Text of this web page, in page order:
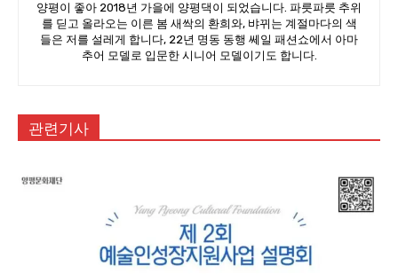
양평이 좋아 2018년 가을에 양평댁이 되었습니다. 파릇파릇 추위
를 딛고 올라오는 이른 봄 새싹의 환희와, 뱌뀌는 계절마다의 색
들은 저를 설레게 합니다, 22년 명동 동행 쎄일 패션쇼에서 아마
추어 모델로 입문한 시니어 모델이기도 합니다.
관련기사